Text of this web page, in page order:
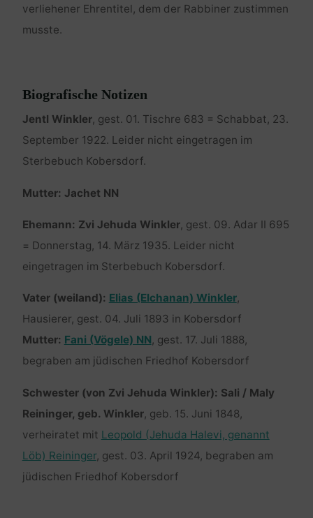
verliehener Ehrentitel, dem der Rabbiner zustimmen
musste.
Biografische Notizen
Jentl Winkler, gest. 01. Tischre 683 = Schabbat, 23.
September 1922. Leider nicht eingetragen im
Sterbebuch Kobersdorf.
Mutter: Jachet NN
Ehemann: Zvi Jehuda Winkler, gest. 09. Adar II 695
= Donnerstag, 14. März 1935. Leider nicht
eingetragen im Sterbebuch Kobersdorf.
Vater (weiland): Elias (Elchanan) Winkler,
Hausierer, gest. 04. Juli 1893 in Kobersdorf
Mutter: Fani (Vögele) NN, gest. 17. Juli 1888,
begraben am jüdischen Friedhof Kobersdorf
Schwester (von Zvi Jehuda Winkler): Sali / Maly
Reininger, geb. Winkler, geb. 15. Juni 1848,
verheiratet mit Leopold (Jehuda Halevi, genannt
Löb) Reininger, gest. 03. April 1924, begraben am
jüdischen Friedhof Kobersdorf